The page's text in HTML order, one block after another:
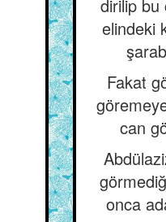
dirilip bu
elindeki
Fakat
can
onca